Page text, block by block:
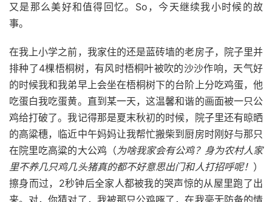
又是那么美好和值得回忆。So，今天继续我小时候的故
事。
在我上小学之前，我家住的还是蓝砖墙的老房子，院子里并
排种了4棵梧桐树，有风时梧桐叶被吹的沙沙作响，天气好
的时候我和我弟早上会坐在梧桐树下的台阶上分吃鸡蛋，他
吃蛋白我吃蛋黄。直到某一天，这温馨和谐的画面被一只公
鸡给打破了。我记得那是夏末秋初的时候，院子里还有晾晒
的高粱穗，临近中午妈妈让我帮忙搬柴到厨房时刚好与那只
在院里吃高粱的大公鸡（为啥我家会有公鸡？身为农村人家
里不养几只鸡几头猪真的都不好意思出门和人打招呼呢！ ）
擦身而过，2秒钟后全家人都被我的哭声惊的从屋里跑了出